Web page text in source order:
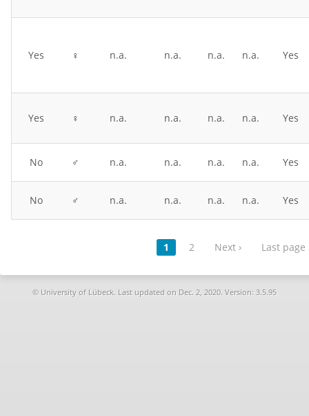
Yes ♀ n.a. n.a. n.a. n.a. Yes
Yes ♀ n.a. n.a. n.a. n.a. Yes
No ♂ n.a. n.a. n.a. n.a. Yes
No ♂ n.a. n.a. n.a. n.a. Yes
1 2 Next › Last page
© University of Lübeck. Last updated on Dec. 2, 2020. Version: 3.5.95